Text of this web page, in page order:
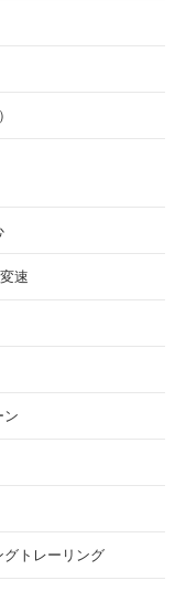
速
ン
トレーリング